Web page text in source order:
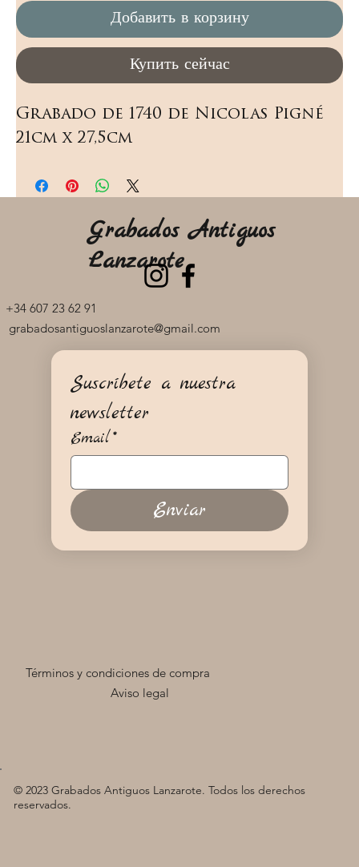
Добавить в корзину
Купить сейчас
Grabado de 1740 de Nicolas Pigné
21cm x 27,5cm
+34 607 23 62 91
grabadosantiguoslanzarote@gmail.com
Grabados Antiguos
Lanzarote
Aviso legal
Términos y condiciones de compra
© 2023 Grabados Antiguos Lanzarote. Todos los derechos
reservados.
Suscríbete a nuestra
newsletter
Email*
Enviar